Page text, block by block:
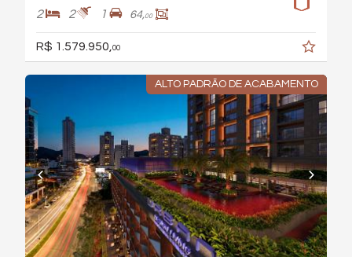
2 2 1 64,00
R$ 1.579.950, 00
ALTO PADRÃO DE ACABAMENTO